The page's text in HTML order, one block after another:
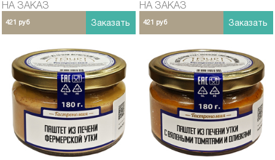
НА ЗАКАЗ
421 руб Заказать
НА ЗАКАЗ
421 руб Заказать